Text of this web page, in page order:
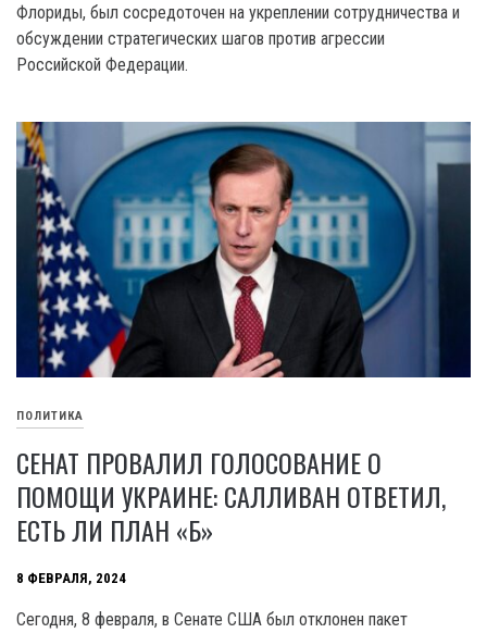
Флориды, был сосредоточен на укреплении сотрудничества и
обсуждении стратегических шагов против агрессии
Российской Федерации.
ПОЛИТИКА
СЕНАТ ПРОВАЛИЛ ГОЛОСОВАНИЕ О
ПОМОЩИ УКРАИНЕ: САЛЛИВАН ОТВЕТИЛ,
ЕСТЬ ЛИ ПЛАН «Б»
8 ФЕВРАЛЯ, 2024
Сегодня, 8 февраля, в Сенате США был отклонен пакет